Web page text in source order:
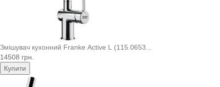
Змішувач кухонний Franke Active L (115.0653...
14508 грн.
Купити